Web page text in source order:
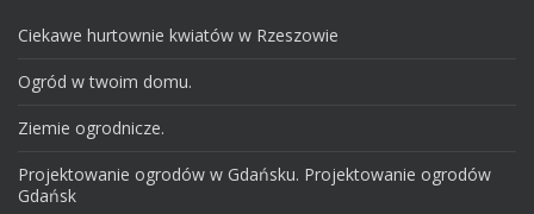
Ciekawe hurtownie kwiatów w Rzeszowie
Ogród w twoim domu.
Ziemie ogrodnicze.
Projektowanie ogrodów w Gdańsku. Projektowanie ogrodów
Gdańsk